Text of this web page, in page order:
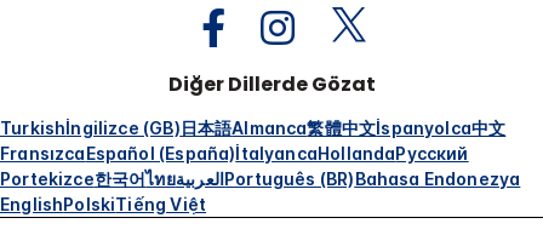
Diğer Dillerde Gözat
Turkishİngilizce (GB)日本語Almanca繁體中文İspanyolca中文
FransızcaEspañol (España)İtalyancaHollandaРусский
Portekizce한국어ไทยالعربيةPortuguês (BR)Bahasa Endonezya
EnglishPolskiTiếng Việt